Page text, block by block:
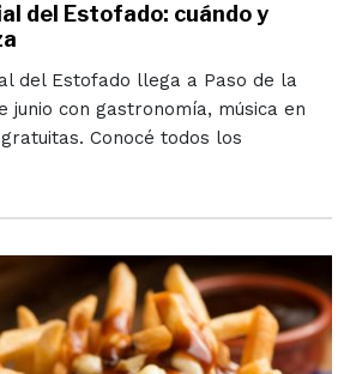
del Estofado: cuándo y
del Estofado llega a Paso de la
junio con gastronomía, música en
Conocé todos los